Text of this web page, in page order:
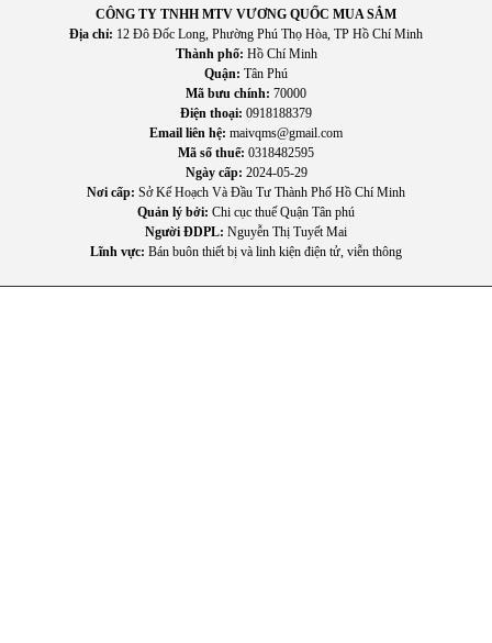
CÔNG TY TNHH MTV VƯƠNG QUỐC MUA SẮM
Địa chỉ: 12 Đô Đốc Long, Phường Phú Thọ Hòa, TP Hồ Chí Minh
Thành phố: Hồ Chí Minh
Quận: Tân Phú
Mã bưu chính: 70000
Điện thoại: 0918188379
Email liên hệ: maivqms@gmail.com
Mã số thuế: 0318482595
Ngày cấp: 2024-05-29
Nơi cấp: Sở Kế Hoạch Và Đầu Tư Thành Phố Hồ Chí Minh
Quản lý bởi: Chi cục thuế Quận Tân phú
Người ĐDPL: Nguyễn Thị Tuyết Mai
Lĩnh vực: Bán buôn thiết bị và linh kiện điện tử, viễn thông